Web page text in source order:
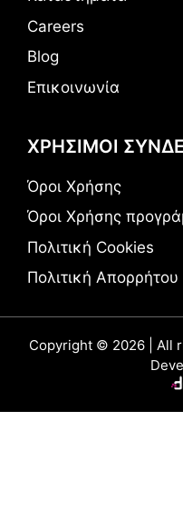
Careers
Blog
Επικοινωνία
ΧΡΗΣΙΜΟΙ
Όροι Χρήσης
Όροι Χρήσης
Πολιτική Cookies
Πολιτική Απορρήτου
Copyright © 2026 | All